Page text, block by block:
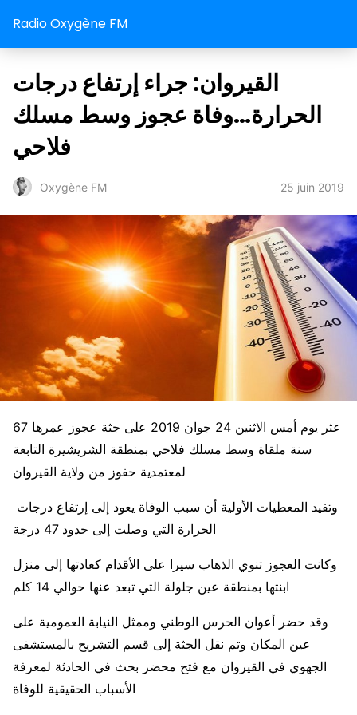
Radio Oxygène FM
القيروان: جراء إرتفاع درجات
الحرارة…وفاة عجوز وسط مسلك
فلاحي
Oxygène FM 25 juin 2019
عثر يوم أمس الاثنين 24 جوان 2019 على جثة عجوز عمرها 67
سنة ملقاة وسط مسلك فلاحي بمنطقة الشريشيرة التابعة
لمعتمدية حفوز من ولاية القيروان
الحرارة التي وصلت إلى حدود 47 درجة
وكانت العجوز تنوي​​​​​​​ الذهاب سيرا على الأقدام كعادتها إلى منزل
ابنتها بمنطقة عين جلولة التي تبعد عنها حوالي 14 كلم
وقد حضر أعوان الحرس الوطني وممثل النيابة العمومية على
عين المكان وتم نقل الجثة إلى قسم التشريح بالمستشفى
الجهوي في القيروان مع فتح محضر بحث في الحادثة لمعرفة
الأسباب الحقيقية للوفاة